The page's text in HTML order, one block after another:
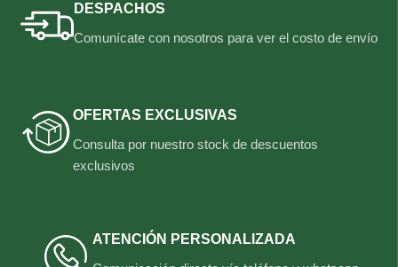
DESPACHOS
Comunícate con nosotros para ver el costo de envío
OFERTAS EXCLUSIVAS
Consulta por nuestro stock de descuentos
exclusivos
ATENCIÓN PERSONALIZADA